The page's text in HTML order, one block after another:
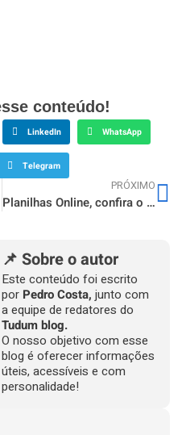
conteúdo!
LinkedIn WhatsApp
Telegram
PRÓXIMO
Planilhas Online, confira o guia completo para Criar, Vender e Lucrar com planilhas
📌 Sobre o autor
Este conteúdo foi escrito
por Pedro Costa, junto com
a equipe de redatores do
Tudum blog.
O nosso objetivo com esse
blog é oferecer informações
úteis, acessíveis e com
personalidade!